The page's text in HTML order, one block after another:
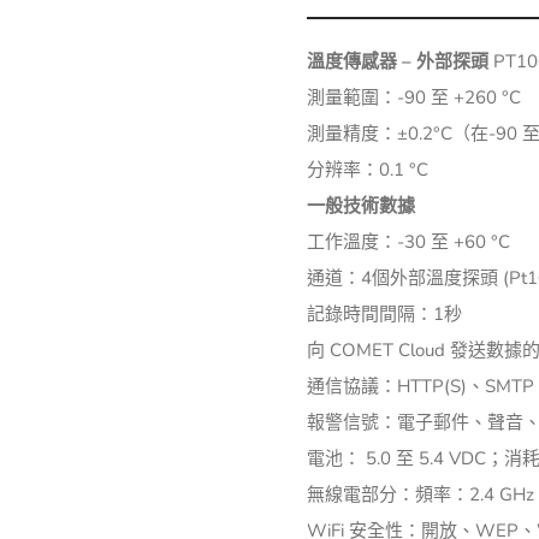
溫度傳感器 – 外部探頭
測量範圍：-90 至 +260 °C
測量精度：±0.2°C（在-90
分辨率：0.1 °C
一般技術數據
工作溫度：-30 至 +60 °C
通道：4個外部溫度探頭
記錄時間間隔：1秒
向 COMET Cloud 發送數據
通信協議：HTTP(S)、
報警信號：電子郵件、聲音
電池： 5.0 至 5.4 VDC；消
無線電部分：頻率：2.4
WiFi 安全性：開放、WEP